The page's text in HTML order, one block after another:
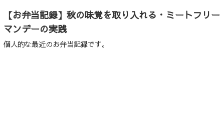
【お弁当記録】秋の味覚を取り入れる・ミートフリー
マンデーの実践
個人的な最近のお弁当記録です。